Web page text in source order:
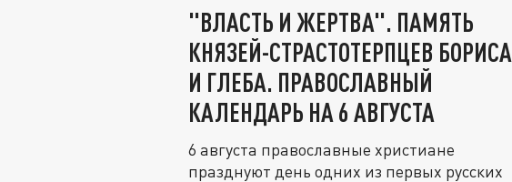
"ВЛАСТЬ И ЖЕРТВА". ПАМЯТЬ
КНЯЗЕЙ-СТРАСТОТЕРПЦЕВ БОРИСА
И ГЛЕБА. ПРАВОСЛАВНЫЙ
КАЛЕНДАРЬ НА 6 АВГУСТА
6 августа православные христиане
празднуют день одних из первых русских